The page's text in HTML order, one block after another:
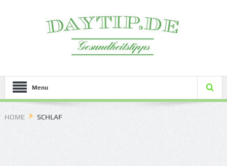
Menu
HOME SCHLAF